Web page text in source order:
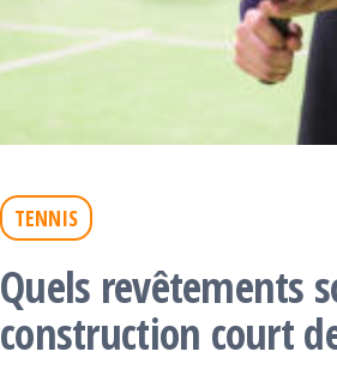
TENNIS
Quels revêtements
construction court